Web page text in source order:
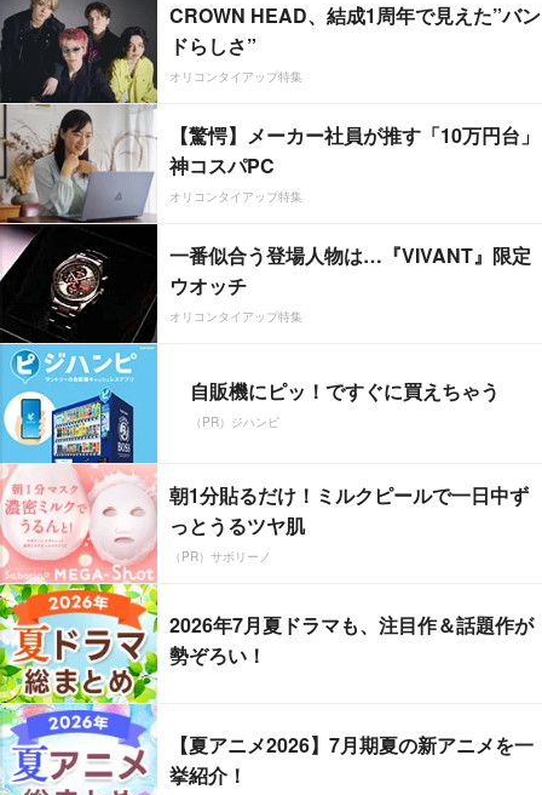
CROWN HEAD、結成1周年で見えた”バン
ドらしさ”
オリコンタイアップ特集
【驚愕】メーカー社員が推す「10万円台」
神コスパPC
オリコンタイアップ特集
一番似合う登場人物は…『VIVANT』限定
ウオッチ
オリコンタイアップ特集
自販機にピッ！ですぐに買えちゃう
（PR）ジハンピ
朝1分貼るだけ！ミルクピールで一日中ず
っとうるツヤ肌
（PR）サボリーノ
2026年7月夏ドラマも、注目作＆話題作が
勢ぞろい！
【夏アニメ2026】7月期夏の新アニメを一
挙紹介！